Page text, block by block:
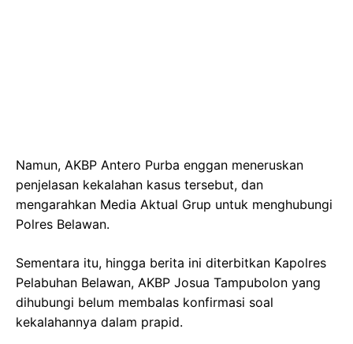
Namun, AKBP Antero Purba enggan meneruskan
penjelasan kekalahan kasus tersebut, dan
mengarahkan Media Aktual Grup untuk menghubungi
Polres Belawan.
Sementara itu, hingga berita ini diterbitkan Kapolres
Pelabuhan Belawan, AKBP Josua Tampubolon yang
dihubungi belum membalas konfirmasi soal
kekalahannya dalam prapid.